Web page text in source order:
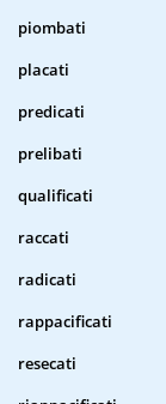
piombati
placati
predicati
prelibati
qualificati
raccati
radicati
rappacificati
resecati